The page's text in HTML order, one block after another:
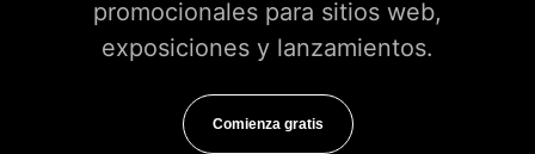
promocionales para sitios web,
exposiciones y lanzamientos.
Comienza gratis